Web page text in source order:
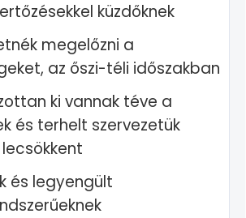
küzdőknek
megelőzni a
az őszi-téli időszakban
ki vannak téve a
és terhelt szervezetük
és legyengült